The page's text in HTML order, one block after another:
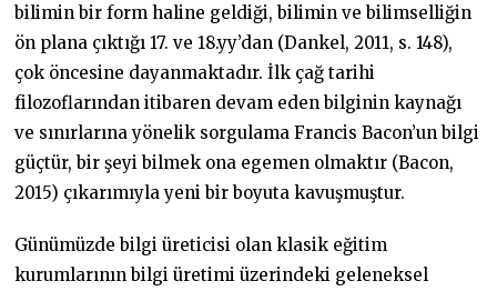
bilimin bir form haline geldiği, bilimin ve bilimselliğin
ön plana çıktığı 17. ve 18.yy’dan (Dankel, 2011, s. 148),
çok öncesine dayanmaktadır. İlk çağ tarihi
filozoflarından itibaren devam eden bilginin kaynağı
ve sınırlarına yönelik sorgulama Francis Bacon’un bilgi
güçtür, bir şeyi bilmek ona egemen olmaktır (Bacon,
2015) çıkarımıyla yeni bir boyuta kavuşmuştur.
Günümüzde bilgi üreticisi olan klasik eğitim
kurumlarının bilgi üretimi üzerindeki geleneksel